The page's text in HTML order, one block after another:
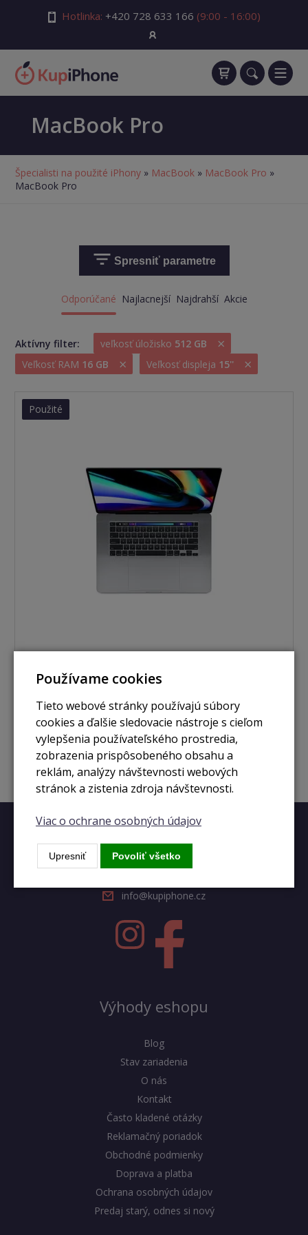
Hotlinka: +420 728 633 166 (9:00 - 16:00)
MacBook Pro
Špecialisti na použité iPhony » MacBook » MacBook Pro »
MacBook Pro
Spresniť parametre
Odporúčané Najlacnejší Najdrahší Akcie
Aktívny filter: veľkosť úložisko 512 GB ×
Veľkosť RAM 16 GB × Veľkosť displeja 15'' ×
Použité
Macbook Pro 15" 2,3GHz i9 / 16 GB / 512GB SSD /
Zobraziť
Rýchly kontakt
info@kupiphone.cz
Výhody eshopu
Blog
Stav zariadenia
O nás
Kontakt
Často kladené otázky
Reklamačný poriadok
Obchodné podmienky
Doprava a platba
Ochrana osobných údajov
Predaj starý, odnes si nový
Používame cookies
Tieto webové stránky používajú súbory
cookies a ďalšie sledovacie nástroje s cieľom
vylepšenia používateľského prostredia,
zobrazenia prispôsobeného obsahu a
reklám, analýzy návštevnosti webových
stránok a zistenia zdroja návštevnosti.
Viac o ochrane osobných údajov
Upresniť Povoliť všetko